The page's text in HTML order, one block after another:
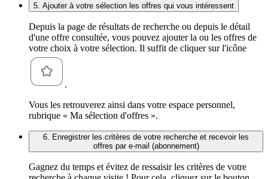
5. Ajouter à votre sélection les offres qui vous intéressent
Depuis la page de résultats de recherche ou depuis le détail
d'une offre consultée, vous pouvez ajouter la ou les offres de
votre choix à votre sélection. Il suffit de cliquer sur l'icône
.
Vous les retrouverez ainsi dans votre espace personnel,
rubrique « Ma sélection d'offres ».
6. Enregistrer les critères de votre recherche et recevoir les
offres par e-mail (abonnement)
Gagnez du temps et évitez de ressaisir les critères de votre